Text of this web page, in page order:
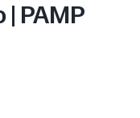
PAMP